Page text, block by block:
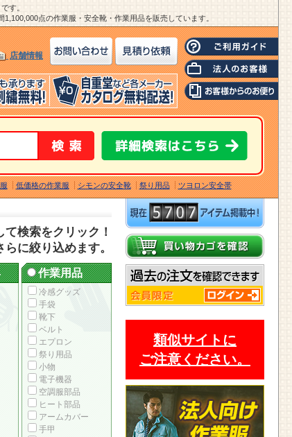
す。
点の作業服・安全靴・作業用品を販売しています。
店舗情報
低価格の作業服 シモンの安全靴 祭り用品 ツヨロン安全帯
検索をクリック！
に絞り込めます。
作業用品
冷感グッズ
手袋
靴下
ベルト
エプロン
祭り用品
小物
電子機器
空調服部品
ヒート部品
アームカバー
手甲
類似サイトに
ご注意ください。